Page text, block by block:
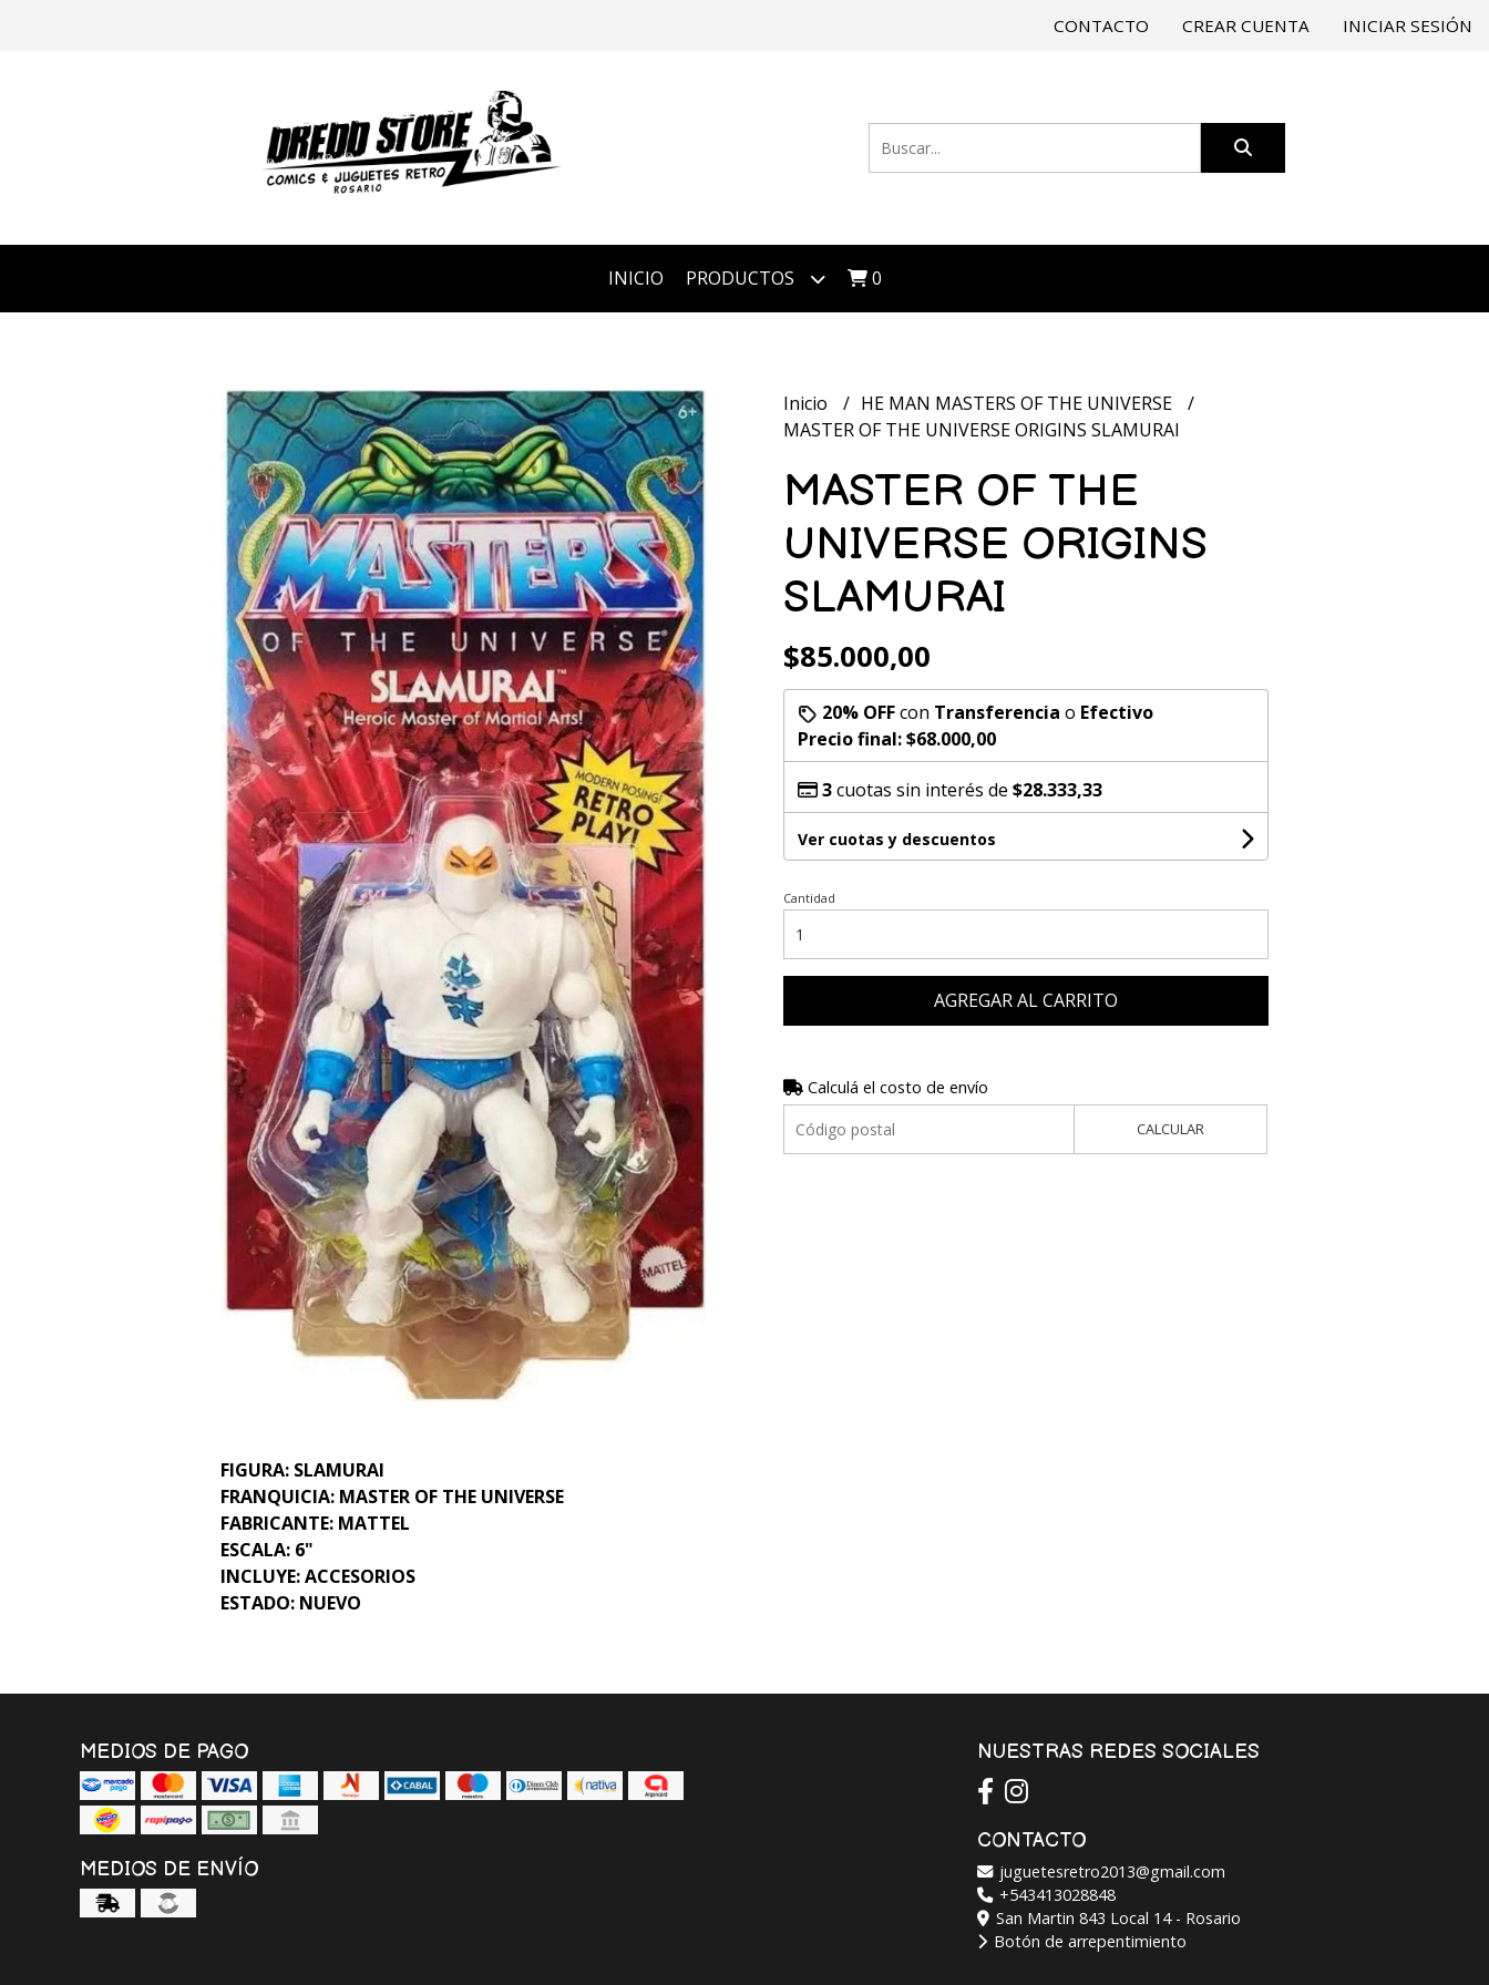
CONTACTO CREAR CUENTA INICIAR SESIÓN
INICIO PRODUCTOS 0
FIGURA: SLAMURAI
FRANQUICIA: MASTER OF THE UNIVERSE
FABRICANTE: MATTEL
ESCALA: 6"
INCLUYE: ACCESORIOS
ESTADO: NUEVO
Inicio
HE MAN MASTERS OF THE UNIVERSE
MASTER OF THE UNIVERSE ORIGINS SLAMURAI
MASTER OF THE
UNIVERSE ORIGINS
SLAMURAI
$85.000,00
20% OFFcon Transferencia o Efectivo
Precio final:$68.000,00
3cuotas sin interés de $28.333,33
Ver cuotas y descuentos
Cantidad
AGREGAR AL CARRITO
Calculá el costo de envío
CALCULAR
MEDIOS DE PAGO
MEDIOS DE ENVÍO
NUESTRAS REDES SOCIALES
CONTACTO
juguetesretro2013@gmail.com
+543413028848
San Martin 843 Local 14 - Rosario
Botón de arrepentimiento